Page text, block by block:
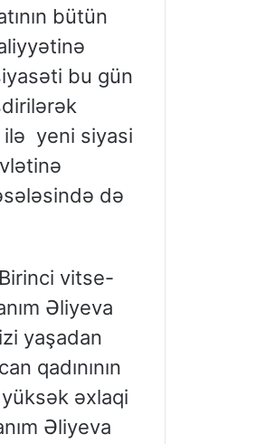
bütün
bu gün
ilə yeni siyasi
də
vitse-
Əliyeva
yaşadan
qadınının
əxlaqi
Əliyeva